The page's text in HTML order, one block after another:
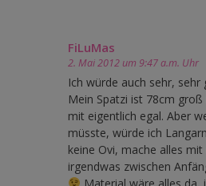
FiLuMas
2. Mai 2012 um 9:47 a.m. Uhr
Ich würde auch sehr, sehr
Mein Spatzi ist 78cm
mit eigentlich egal. Aber
müsste, würde ich
keine Ovi, mache alles
irgendwas zwischen